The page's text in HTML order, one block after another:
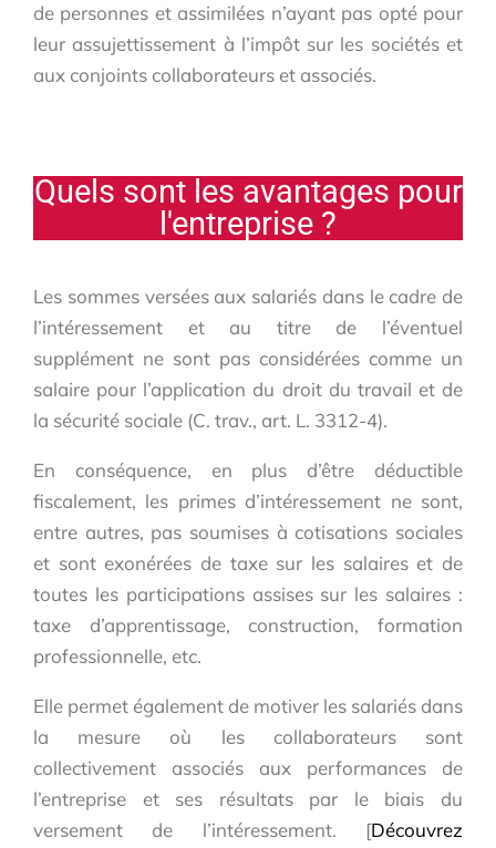
de personnes et assimilées n’ayant pas opté pour
leur assujettissement à l’impôt sur les sociétés et
aux conjoints collaborateurs et associés.
Quels sont les avantages pour
l'entreprise ?
Les sommes versées aux salariés dans le cadre de
l’intéressement et au titre de l’éventuel
supplément ne sont pas considérées comme un
salaire pour l’application du droit du travail et de
la sécurité sociale (C. trav., art. L. 3312-4).
En conséquence, en plus d’être déductible
fiscalement, les primes d’intéressement ne sont,
entre autres, pas soumises à cotisations sociales
et sont exonérées de taxe sur les salaires et de
toutes les participations assises sur les salaires :
taxe d’apprentissage, construction, formation
professionnelle, etc.
Elle permet également de motiver les salariés dans
la mesure où les collaborateurs sont
collectivement associés aux performances de
l’entreprise et ses résultats par le biais du
versement de l’intéressement. [Découvrez